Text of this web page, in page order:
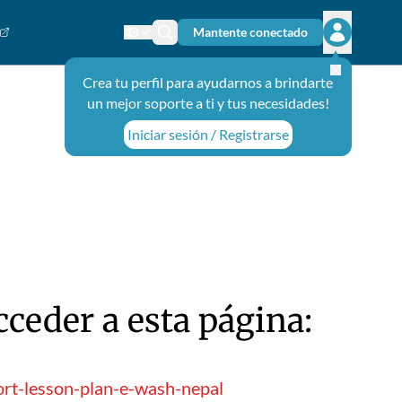
Cambiar el idioma
Ícono de búsqueda
Mantente conectado
Abrir el
Crea tu perfil para ayudarnos a brindarte
un mejor soporte a ti y tus necesidades!
Iniciar sesión / Registrarse
a esta página:
lesson-plan-e-wash-nepal